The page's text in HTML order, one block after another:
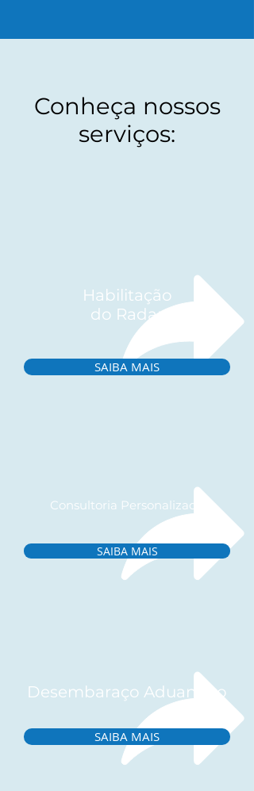
Conheça nossos
serviços:
Habilitação
do Radar
SAIBA MAIS
Consultoria Personalizada
SAIBA MAIS
Desembaraço Aduaneiro
SAIBA MAIS